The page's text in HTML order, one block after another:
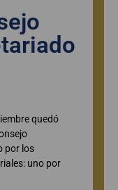
quedó
por los
uno por